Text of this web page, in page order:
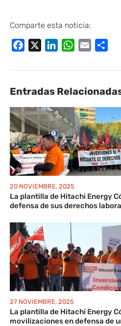
Comparte esta noticia:
Facebook LinkedInWhatsApp
Email
Entradas
20 NOVIEMBRE, 2025
La plantilla de Hitachi Energy
defensa de sus derechos
27 NOVIEMBRE, 2025
La plantilla de Hitachi Energy
movilizaciones en defensa de